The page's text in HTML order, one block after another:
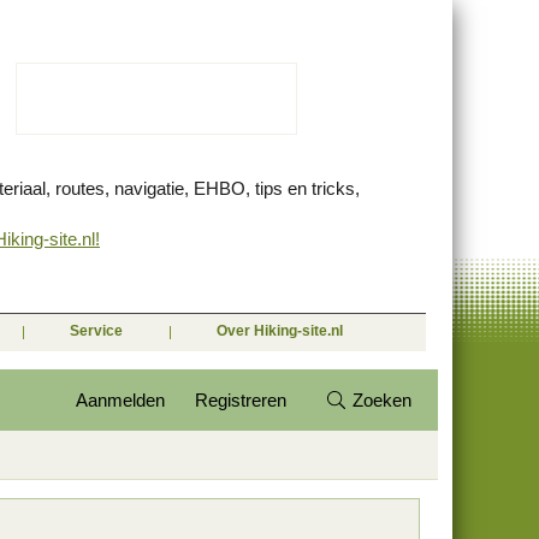
routes, navigatie, EHBO, tips en tricks,
site.nl!
Service Over Hiking-site.nl
Aanmelden Registreren Zoeken